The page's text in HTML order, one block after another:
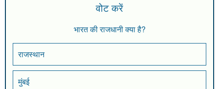
वोट करें
भारत की राजधानी क्या है?
राजस्थान
मुंबई